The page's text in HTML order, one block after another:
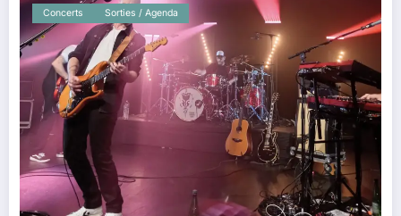
Concerts Sorties / Agenda